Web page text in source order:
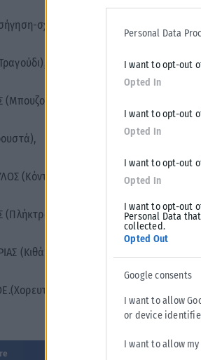
Personal Data
I want to opt-out
Opted In
I want to opt-out
Opted In
I want to opt-out
Opted In
I want to opt-out
Personal Data
collected.
Opted Out
Google consents
I want to allow
or device
I want to allow
σχόλια-επεξεργασία video και
τραγούδι),
(Κόντρα μπάσο),
τραγούδι) και
(Κιθάρα-τραγούδι).
Όμιλος Δυτικής